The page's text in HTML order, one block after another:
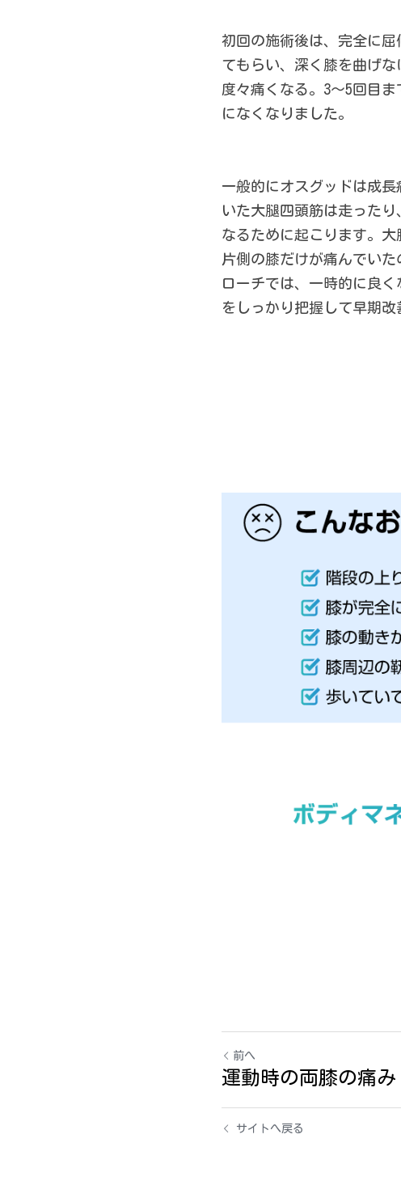
初回の施術後は、完全に
てもらい、深く膝を曲げ
度々痛くなる。3～5回目
になくなりました。
一般的にオスグッドは成
いた大腿四頭筋は走った
なるために起こります。
片側の膝だけが痛んでい
ローチでは、一時的に良
をしっかり把握して早期改
前へ
運動時の両膝の痛み
サイトへ戻る